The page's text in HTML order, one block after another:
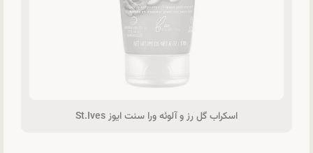
اسکراب گل رز و آلوئه ورا سنت ایوز St.Ives